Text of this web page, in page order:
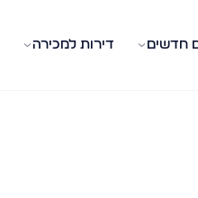
חדשים דירות למכירה